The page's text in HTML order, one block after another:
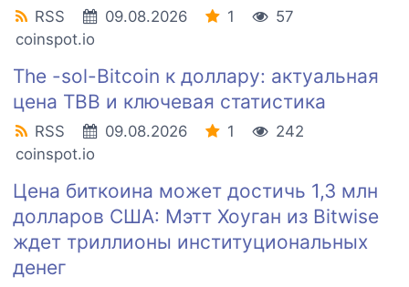
RSS 09.08.2026 1
57
coinspot.io
The -sol-Bitcoin к доллару: актуальная
цена TBB и ключевая статистика
RSS 09.08.2026 1
242
coinspot.io
Цена биткоина может достичь 1,3 млн
долларов США: Мэтт Хоуган из Bitwise
ждет триллионы институциональных
денег